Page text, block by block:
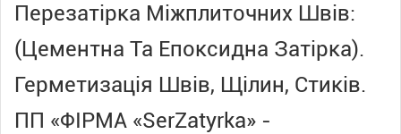
Перезатірка Міжплиточних Швів:
(Цементна Та Епоксидна Затірка).
Герметизація Швів, Щілин, Стиків.
ПП «ФІРМА «SerZatyrka» -